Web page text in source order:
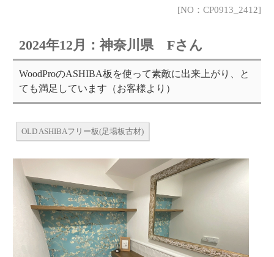
[NO：CP0913_2412]
2024年12月：神奈川県 Fさん
WoodProのASHIBA板を使って素敵に出来上がり、と
ても満足しています（お客様より）
OLD ASHIBAフリー板(足場板古材)